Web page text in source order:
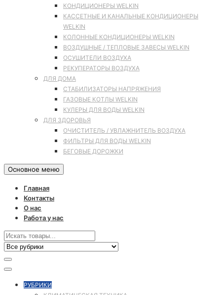
КОНДИЦИОНЕРЫ WELKIN
КАССЕТНЫЕ И КАНАЛЬНЫЕ КОНДИЦИОНЕРЫ
WELKIN
КОЛОННЫЕ КОНДИЦИОНЕРЫ WELKIN
ВОЗДУШНЫЕ / ТЕПЛОВЫЕ ЗАВЕСЫ WELKIN
ОСУШИТЕЛИ ВОЗДУХА
РЕКУПЕРАТОРЫ ВОЗДУХА
ДЛЯ ДОМА
СТАБИЛИЗАТОРЫ НАПРЯЖЕНИЯ
ГАЗОВЫЕ КОТЛЫ WELKIN
КУЛЕРЫ ДЛЯ ВОДЫ WELKIN
ДЛЯ ЗДОРОВЬЯ
ОЧИСТИТЕЛЬ / УВЛАЖНИТЕЛЬ ВОЗДУХА
ФИЛЬТРЫ ДЛЯ ВОДЫ WELKIN
БЕГОВЫЕ ДОРОЖКИ
Основное меню
Главная
Контакты
О нас
Работа у нас
РУБРИКИ